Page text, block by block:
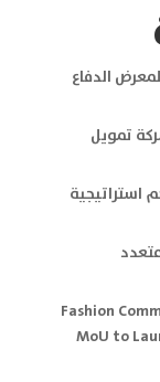
الدفاع
تمويل
استراتيجية
Fashion
MoU to